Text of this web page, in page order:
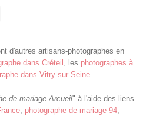
d'autres artisans-photographes en
dans Créteil , les photographes à
dans Vitry-sur-Seine
de mariage Arcueil" à l'aide des liens
photographe de mariage 94